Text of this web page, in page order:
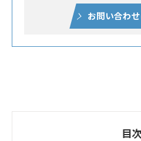
お問い合わ
目次